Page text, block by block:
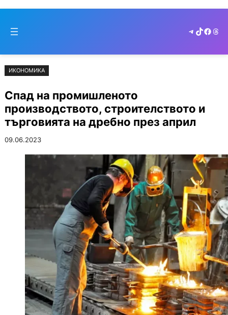
съдържанието
to
Telegram
TikTok
ИКОНОМИКА
Спад на промишленото
производството, строителството и
търговията на дребно през април
09.06.2023